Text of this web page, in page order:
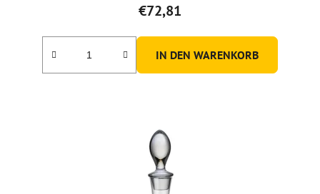
€72,81
IN DEN WARENKORB